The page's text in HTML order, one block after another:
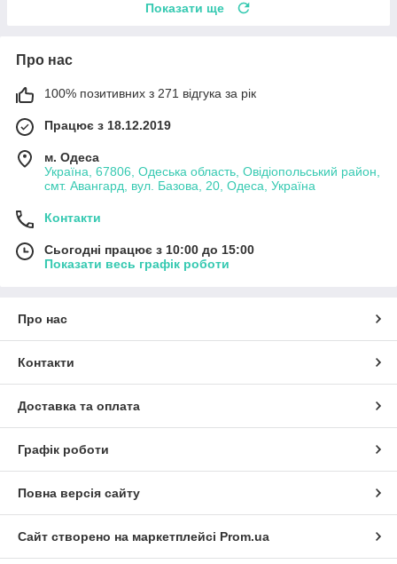
Показати ще
Про нас
100% позитивних з 271 відгука за рік
Працює з 18.12.2019
м. Одеса
Україна, 67806, Одеська область, Овідіопольський район,
смт. Авангард, вул. Базова, 20, Одеса, Україна
Контакти
Сьогодні працює з 10:00 до 15:00
Показати весь графік роботи
Про нас
Контакти
Доставка та оплата
Графік роботи
Повна версія сайту
Сайт створено на маркетплейсі Prom.ua